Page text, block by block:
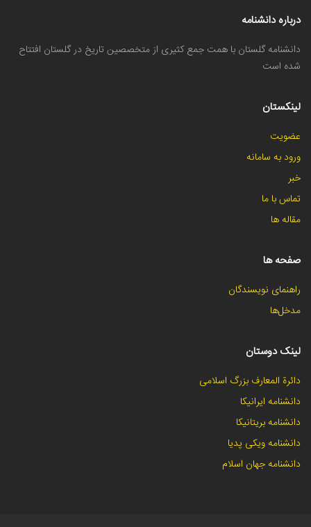
درباره دانشنامه
دانشنامه گلستان با همت جمع کثیری از متخصصین تاریخ در گلستان افتتاح
شده است
لینکستان
عضویت
ورود به سامانه
خبر
تماس با ما
مقاله ها
صفحه ها
راهنمای نویسندگان
مدخل‌ها
لینک دوستان
دائرة المعارف بزرگ اسلامی
دانشنامه ایرانیکا
دانشنامه بریتانیکا
دانشنامه ویکی پدیا
دانشنامه جهان اسلام